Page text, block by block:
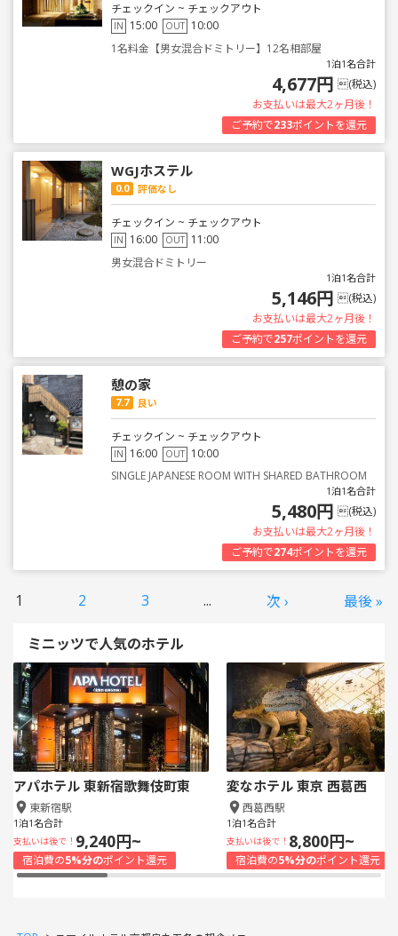
チェックイン ~ チェックアウト
IN 15:00 OUT 10:00
1名料金【男女混合ドミトリー】12名相部屋
1泊1名合計
4,677円 (税込)
お支払いは最大2ヶ月後！
ご予約で233ポイントを還元
WGJホステル
0.0 評価なし
チェックイン ~ チェックアウト
IN 16:00 OUT 11:00
男女混合ドミトリー
1泊1名合計
5,146円 (税込)
お支払いは最大2ヶ月後！
ご予約で257ポイントを還元
憩の家
7.7 良い
チェックイン ~ チェックアウト
IN 16:00 OUT 10:00
SINGLE JAPANESE ROOM WITH SHARED BATHROOM
1泊1名合計
5,480円 (税込)
お支払いは最大2ヶ月後！
ご予約で274ポイントを還元
1 2 3 ... 次 › 最後 »
ミニッツで人気のホテル
アパホテル 東新宿歌舞伎町東
東新宿駅
1泊1名合計
支払いは後で！ 9,240円~
宿泊費の5%分のポイント還元
変なホテル 東京 西葛西
西葛西駅
1泊1名合計
支払いは後で！ 8,800円~
宿泊費の5%分のポイント還元